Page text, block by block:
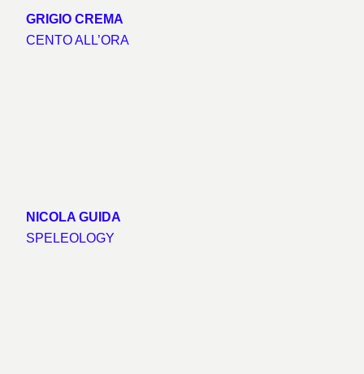
GRIGIO CREMA
CENTO ALL’ORA
NICOLA GUIDA
SPELEOLOGY